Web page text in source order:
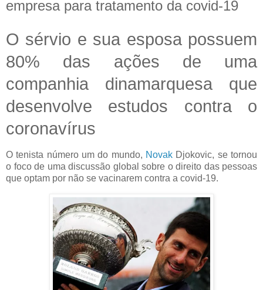
empresa para tratamento da covid-19
O sérvio e sua esposa possuem
80% das ações de uma
companhia dinamarquesa que
desenvolve estudos contra o
coronavírus
O tenista número um do mundo, Novak Djokovic, se tornou
o foco de uma discussão global sobre o direito das pessoas
que optam por não se vacinarem contra a covid-19.